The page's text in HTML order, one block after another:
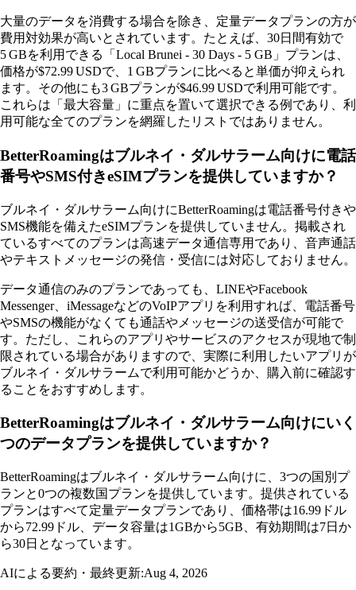
大量のデータを消費する場合を除き、定量データプランの方が
費用対効果が高いとされています。たとえば、30日間有効で
5 GBを利用できる「Local Brunei - 30 Days - 5 GB」プランは、
価格が$72.99 USDで、1 GBプランに比べると単価が抑えられ
ます。その他にも3 GBプランが$46.99 USDで利用可能です。
これらは「最大容量」に重点を置いて選択できる例であり、利
用可能な全てのプランを網羅したリストではありません。
BetterRoamingはブルネイ・ダルサラーム向けに電話
番号やSMS付きeSIMプランを提供していますか？
ブルネイ・ダルサラーム向けにBetterRoamingは電話番号付きや
SMS機能を備えたeSIMプランを提供していません。掲載され
ているすべてのプランは高速データ通信専用であり、音声通話
やテキストメッセージの発信・受信には対応しておりません。
データ通信のみのプランであっても、LINEやFacebook
Messenger、iMessageなどのVoIPアプリを利用すれば、電話番号
やSMSの機能がなくても通話やメッセージの送受信が可能で
す。ただし、これらのアプリやサービスのアクセスが現地で制
限されている場合がありますので、実際に利用したいアプリが
ブルネイ・ダルサラームで利用可能かどうか、購入前に確認す
ることをおすすめします。
BetterRoamingはブルネイ・ダルサラーム向けにいく
つのデータプランを提供していますか？
BetterRoamingはブルネイ・ダルサラーム向けに、3つの国別プ
ランと0つの複数国プランを提供しています。提供されている
プランはすべて定量データプランであり、価格帯は16.99ドル
から72.99ドル、データ容量は1GBから5GB、有効期間は7日か
ら30日となっています。
AIによる要約・最終更新:Aug 4, 2026